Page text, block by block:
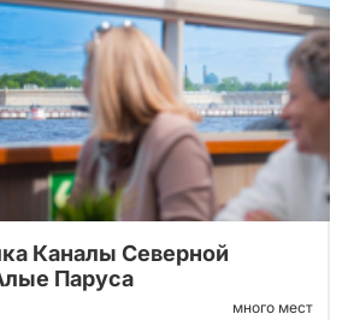
Каналы Северной
Паруса
много мест